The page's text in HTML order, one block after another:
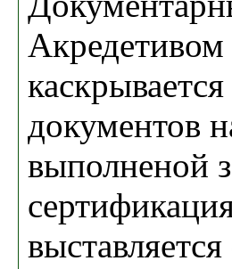
документов
выполненой